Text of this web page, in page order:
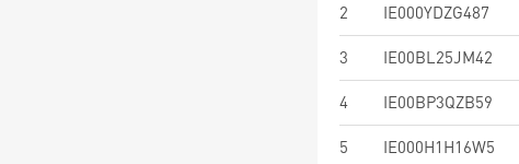
2 IE000YDZG487
3 IE00BL25JM42
4 IE00BP3QZB59
5 IE000H1H16W5